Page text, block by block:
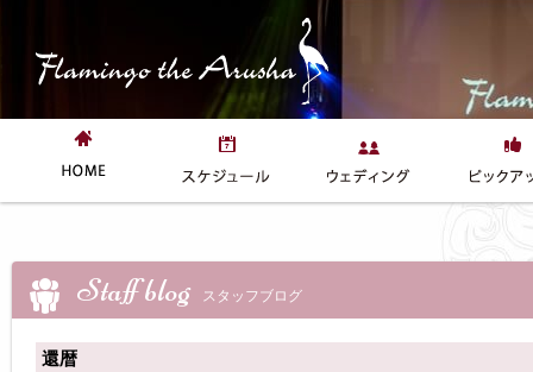
Staff blog スタッフブログ
還暦